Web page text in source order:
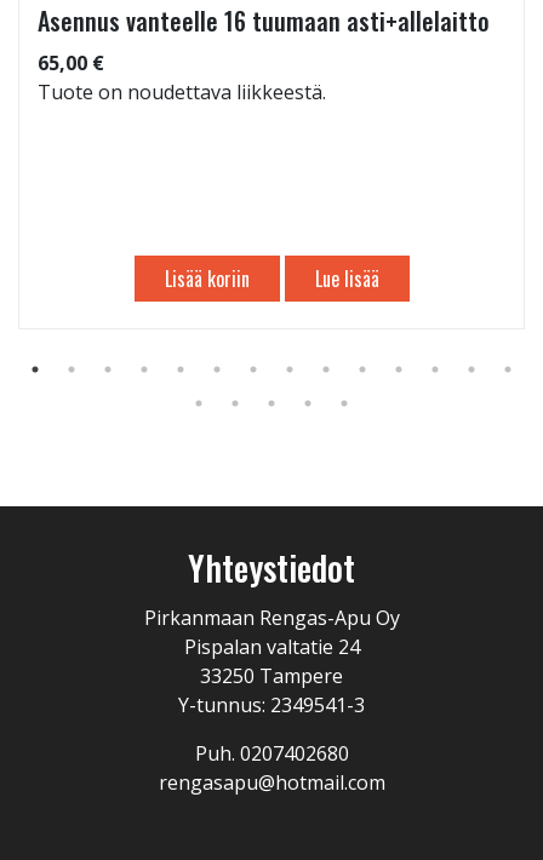
Asennus vanteelle 16 tuumaan asti+allelaitto
65,00 €
Tuote on noudettava liikkeestä.
Lisää koriin Lue lisää
Yhteystiedot
Pirkanmaan Rengas-Apu Oy
Pispalan valtatie 24
33250 Tampere
Y-tunnus: 2349541-3
Puh. 0207402680
rengasapu@hotmail.com